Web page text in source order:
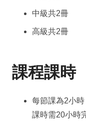
中級共2冊
高級共2冊
課程課時
每節課為2小
課時需20小時